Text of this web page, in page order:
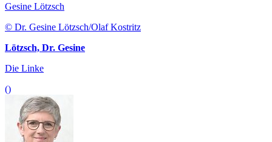
Gesine Lötzsch
© Dr. Gesine Lötzsch/Olaf Kostritz
Lötzsch, Dr. Gesine
Die Linke
()